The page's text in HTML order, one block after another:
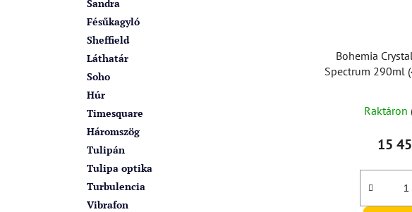
Sandra
Fésűkagyló
Sheffield
Láthatár
Soho
Húr
Timesquare
Háromszög
Tulipán
Tulipa optika
Turbulencia
Vibrafon
Bohemia
Spectrum 290ml
Raktáron
15